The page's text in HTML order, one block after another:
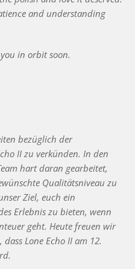
and understanding
you in orbit soon.
bezüglich der
II zu verkünden. In den
hart daran gearbeitet,
Qualitätsniveau zu
Ziel, euch ein
Erlebnis zu bieten, wenn
geht. Heute freuen wir
Lone Echo II am 12.